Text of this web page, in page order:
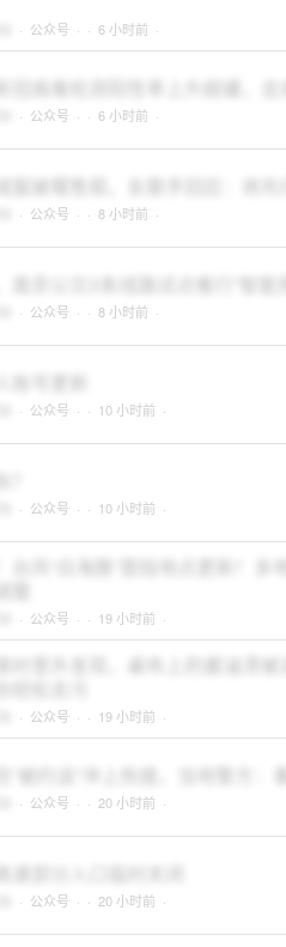
· 公众号 · · 6 小时前 ·
冠病毒检测阳性率上升趋缓，
· 公众号 · · 6 小时前 ·
服被曝售假，女歌手回应：将先
· 公众号 · · 8 小时前 ·
南京公交3条线路试点推行“智能
· 公众号 · · 8 小时前 ·
· 公众号 · · 10 小时前 ·
· 公众号 · · 10 小时前 ·
台风“白海豚”登陆地点更新！
· 公众号 · · 19 小时前 ·
时意外发现，桌布上的酱油渍
· 公众号 · · 19 小时前 ·
“被约谈”冲上热搜，当地警方：
· 公众号 · · 20 小时前 ·
· 公众号 · · 20 小时前 ·